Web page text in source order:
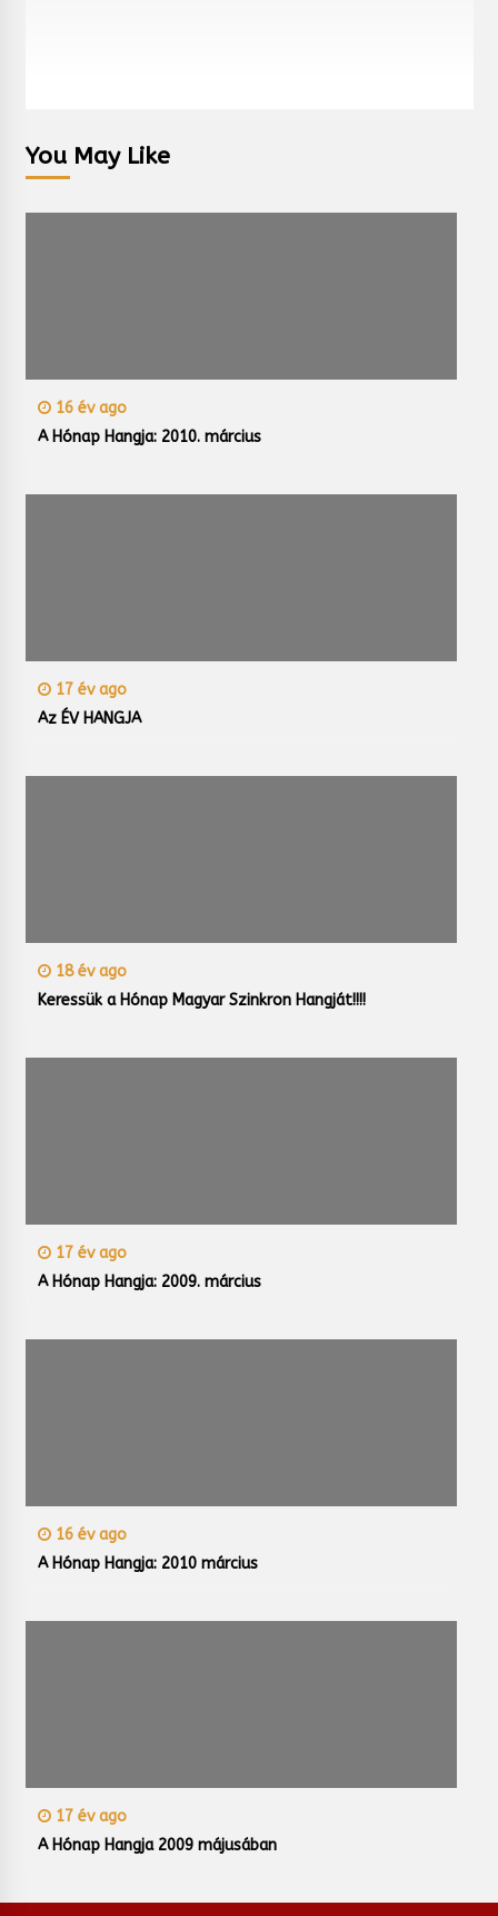
You May Like
16 év ago
A Hónap Hangja: 2010. március
17 év ago
Az ÉV HANGJA
18 év ago
Keressük a Hónap Magyar Szinkron Hangját!!!!
17 év ago
A Hónap Hangja: 2009. március
16 év ago
A Hónap Hangja: 2010 március
17 év ago
A Hónap Hangja 2009 májusában